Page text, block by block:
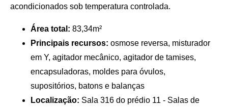
acondicionados sob temperatura controlada.
Área total: 83,34m²
Principais recursos: osmose reversa, misturador
em Y, agitador mecânico, agitador de tamises,
encapsuladoras, moldes para óvulos,
supositórios, batons e balanças
Localização: Sala 316 do prédio 11 - Salas de